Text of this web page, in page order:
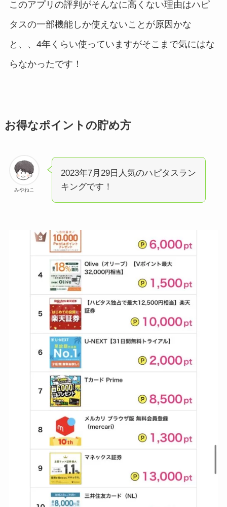
このアプリの評判がそんなに高くない理由はハピ
タスの一部機能しか使えないことが原因かな
と、、4年くらい使っていますがそこまで気にはな
らなかったです！
お得なポイントの貯め方
みやねこ
2023年7月29日人気のハピタスラン
キングです！